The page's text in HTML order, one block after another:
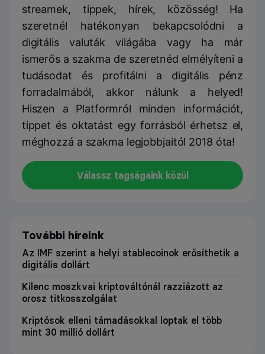
streamek, tippek, hírek, közösség! Ha
szeretnél hatékonyan bekapcsolódni a
digitális valuták világába vagy ha már
ismerős a szakma de szeretnéd elmélyíteni a
tudásodat és profitálni a digitális pénz
forradalmából, akkor nálunk a helyed!
Hiszen a Platformról minden információt,
tippet és oktatást egy forrásból érhetsz el,
méghozzá a szakma legjobbjaitól 2018 óta!
Válassz tagságaink közül
További híreink
Az IMF szerint a helyi stablecoinok erősíthetik a
digitális dollárt
Kilenc moszkvai kriptováltónál razziázott az
orosz titkosszolgálat
Kriptósok elleni támadásokkal loptak el több
mint 30 millió dollárt